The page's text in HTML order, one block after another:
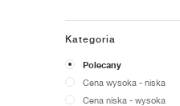
Kategoria
Polecany
Cena wysoka - niska
Cena niska - wysoka